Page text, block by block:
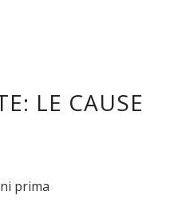
LE CAUSE
prima